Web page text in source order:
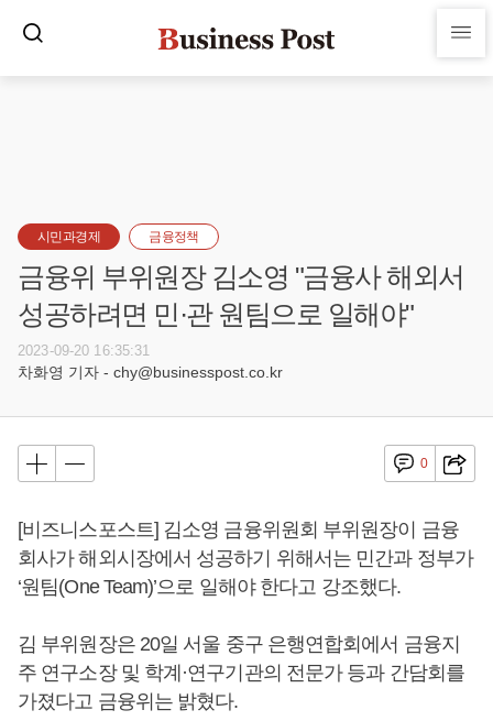
시민과경제 금융정책
금융위 부위원장 김소영 "금융사 해외서
성공하려면 민·관 원팀으로 일해야"
2023-09-20 16:35:31
차화영 기자 - chy@businesspost.co.kr
0
[비즈니스포스트] 김소영 금융위원회 부위원장이 금융
회사가 해외시장에서 성공하기 위해서는 민간과 정부가
‘원팀(One Team)’으로 일해야 한다고 강조했다.
김 부위원장은 20일 서울 중구 은행연합회에서 금융지
주 연구소장 및 학계·연구기관의 전문가 등과 간담회를
가졌다고 금융위는 밝혔다.